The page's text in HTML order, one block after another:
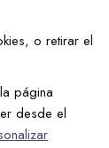
o retirar el
página
desde el